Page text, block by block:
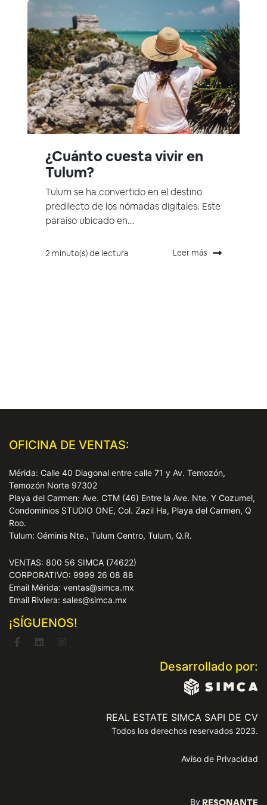
¿Cuánto cuesta vivir en
Tulum?
Tulum se ha convertido en el destino
predilecto de los nómadas digitales. Este
paraíso ubicado en...
2 minuto(s) de lectura Leer más
OFICINA DE VENTAS:
Mérida: Calle 40 Diagonal entre calle 71 y Av. Temozón,
Temozón Norte 97302
Playa del Carmen: Ave. CTM (46) Entre la Ave. Nte. Y Cozumel,
Condominios STUDIO ONE, Col. Zazil Ha, Playa del Carmen, Q
Roo.
Tulum: Géminis Nte., Tulum Centro, Tulum, Q.R.
VENTAS: 800 56 SIMCA (74622)
CORPORATIVO: 9999 26 08 88
Email Mérida: ventas@simca.mx
Email Riviera: sales@simca.mx
¡SÍGUENOS!
Desarrollado por:
REAL ESTATE SIMCA SAPI DE CV
Todos los derechos reservados 2023.
Aviso de Privacidad
By